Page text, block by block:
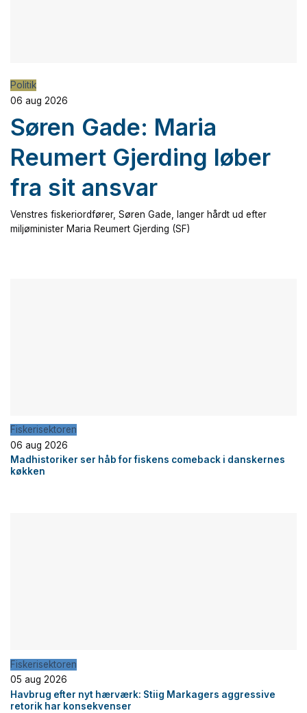
Politik
06 aug 2026
Søren Gade: Maria
Reumert Gjerding løber
fra sit ansvar
Venstres fiskeriordfører, Søren Gade, langer hårdt ud efter
miljøminister Maria Reumert Gjerding (SF)
Fiskerisektoren
06 aug 2026
Madhistoriker ser håb for fiskens comeback i danskernes
køkken
Fiskerisektoren
05 aug 2026
Havbrug efter nyt hærværk: Stiig Markagers aggressive
retorik har konsekvenser